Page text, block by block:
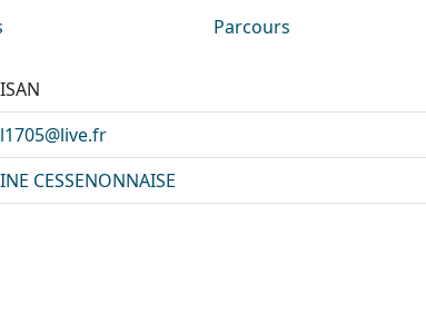
Parcours
CESSENONNAISE